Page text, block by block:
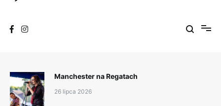
Manchester na Regatach
26 lipca 2026